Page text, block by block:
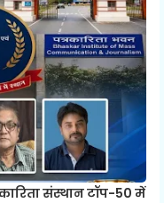
संस्थान टॉप-50 में